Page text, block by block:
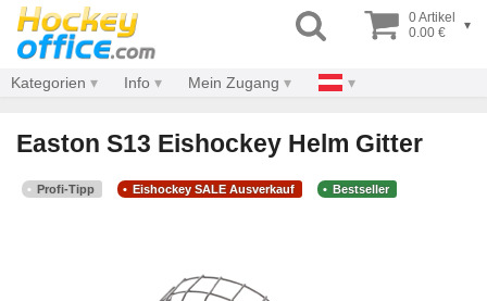
0 Artikel
0.00 €
▾
Kategorien Info Mein Zugang
Easton S13 Eishockey Helm Gitter
Profi-Tipp Eishockey SALE Ausverkauf Bestseller